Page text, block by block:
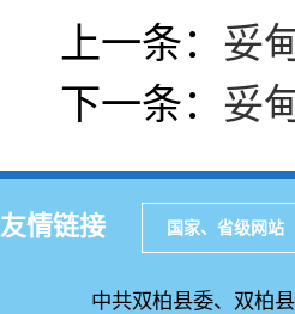
上一条： 妥
下一条： 妥
友情链接 国家、省级网站
中共双柏县委、双柏